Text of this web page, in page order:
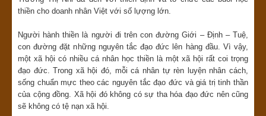
thiền cho doanh nhân Việt với số lựợng lớn.
Người hành thiền là người đi trên con đường Giới – Định – Tuệ,
con đường đặt những nguyên tắc đạo đức lên hàng đầu. Vì vậy,
một xã hội có nhiều cá nhân học thiền là một xã hội rất coi trọng
đạo đức. Trong xã hội đó, mỗi cá nhân tự rèn luyện nhân cách,
sống chuẩn mực theo các nguyên tắc đạo đức và giá trị tinh thần
của cộng đồng. Xã hội đó không có sự tha hóa đạo đức nên cũng
sẽ không có tệ nạn xã hội.